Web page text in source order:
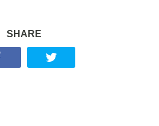
SHARE